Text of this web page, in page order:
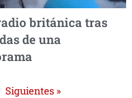
británica tras
de una
Siguientes »